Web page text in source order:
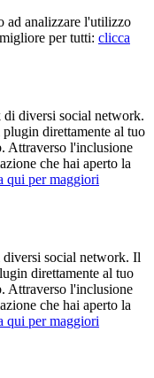
ad analizzare l'utilizzo
per tutti: clicca
diversi social network.
direttamente al tuo
Attraverso l'inclusione
che hai aperto la
qui per maggiori
social network. Il
direttamente al tuo
Attraverso l'inclusione
che hai aperto la
qui per maggiori